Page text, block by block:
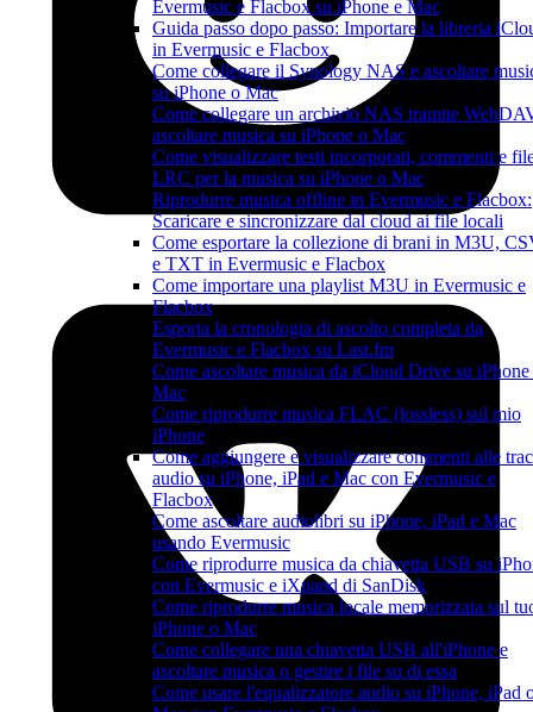
Evermusic e Flacbox su iPhone e Mac
Guida passo dopo passo: Importare la libreria
in Evermusic e Flacbox
Come collegare il Synology NAS e ascoltare
su iPhone o Mac
Come collegare un archivio NAS tramite
ascoltare musica su iPhone o Mac
Come visualizzare testi incorporati, commenti e
LRC per la musica su iPhone o Mac
Riprodurre musica offline in Evermusic e Flacbox:
Scaricare e sincronizzare dal cloud ai file locali
Come esportare la collezione di brani in M3U,
e TXT in Evermusic e Flacbox
Come importare una playlist M3U in Evermusic e
Flacbox
Esporta la cronologia di ascolto completa da
Evermusic e Flacbox su Last.fm
Come ascoltare musica da iCloud Drive su iPhone
Mac
Come riprodurre musica FLAC (lossless) sul mio
iPhone
Come aggiungere e visualizzare commenti alle
audio su iPhone, iPad e Mac con Evermusic e
Flacbox
Come ascoltare audiolibri su iPhone, iPad e Mac
usando Evermusic
Come riprodurre musica da chiavetta USB su
con Evermusic e iXpand di SanDisk
Come riprodurre musica locale memorizzata sul
iPhone o Mac
Come collegare una chiavetta USB all'iPhone e
ascoltare musica o gestire i file su di essa
Come usare l'equalizzatore audio su iPhone, iPad